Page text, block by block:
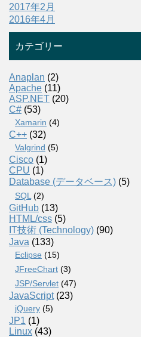
2017年2月
2016年4月
カテゴリー
Anaplan (2)
Apache (11)
ASP.NET (20)
C# (53)
Xamarin (4)
C++ (32)
Valgrind (5)
Cisco (1)
CPU (1)
Database (データベース) (5)
SQL (2)
GitHub (13)
HTML/css (5)
IT技術 (Technology) (90)
Java (133)
Eclipse (15)
JFreeChart (3)
JSP/Servlet (47)
JavaScript(23)
jQuery (5)
JP1 (1)
Linux (43)